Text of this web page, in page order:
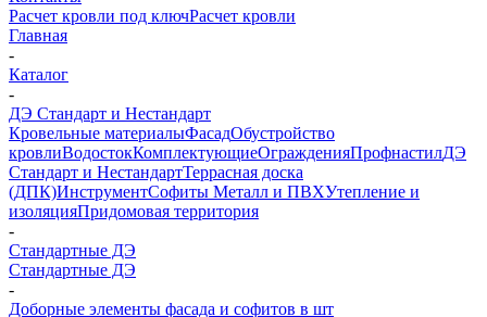
Расчет кровли под ключРасчет кровли
Главная
-
Каталог
-
ДЭ Стандарт и Нестандарт
Кровельные материалыФасадОбустройство
кровлиВодостокКомплектующиеОгражденияПрофнастилДЭ
Стандарт и НестандартТеррасная доска
(ДПК)ИнструментСофиты Металл и ПВХУтепление и
изоляцияПридомовая территория
-
Стандартные ДЭ
Стандартные ДЭ
-
Доборные элементы фасада и софитов в шт